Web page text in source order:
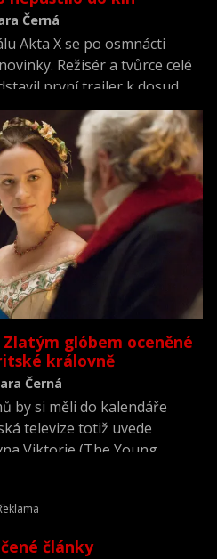
Černá
Akta X se po osmnácti
Režisér a tvůrce celé
první trailer k dosud
Akta X: Chci uvěřit.
glóbem oceněné
královně
Černá
by si měli do kalendáře
televize totiž uvede
Viktorie (The Young
články